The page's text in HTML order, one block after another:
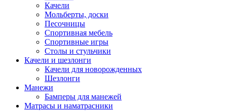
Качели
Мольберты, доски
Песочницы
Спортивная мебель
Спортивные игры
Столы и стульчики
Качели и шезлонги
Качели для новорожденных
Шезлонги
Манежи
Бамперы для манежей
Матрасы и наматрасники